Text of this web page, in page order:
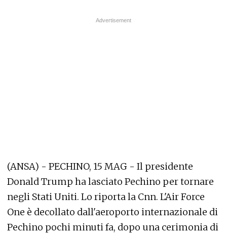
(ANSA) - PECHINO, 15 MAG - Il presidente
Donald Trump ha lasciato Pechino per tornare
negli Stati Uniti. Lo riporta la Cnn. L'Air Force
One è decollato dall'aeroporto internazionale di
Pechino pochi minuti fa, dopo una cerimonia di